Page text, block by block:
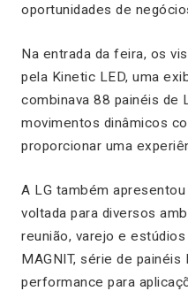
oportunidades de
Na entrada da feira, os
pela Kinetic LED, uma
combinava 88 painéis de
movimentos dinâmicos
proporcionar uma
A LG também apresentou
voltada para diversos
reunião, varejo e
MAGNIT, série de
performance para